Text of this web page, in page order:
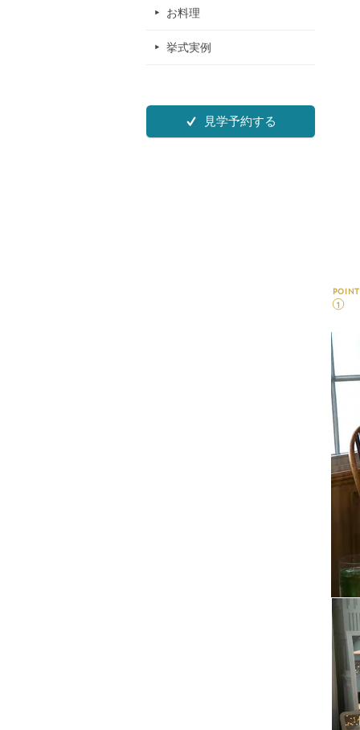
お料理
挙式実例
見学予約する
POINT
1